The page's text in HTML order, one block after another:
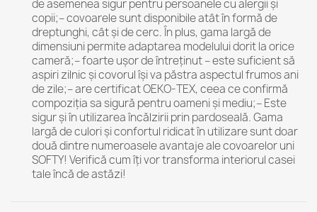
de asemenea sigur pentru persoanele cu alergii și
copii;– covoarele sunt disponibile atât în formă de
dreptunghi, cât și de cerc. În plus, gama largă de
dimensiuni permite adaptarea modelului dorit la orice
cameră;– foarte ușor de întreținut – este suficient să
aspiri zilnic și covorul își va păstra aspectul frumos ani
de zile;– are certificat OEKO-TEX, ceea ce confirmă
compoziția sa sigură pentru oameni și mediu;– Este
sigur și în utilizarea încălzirii prin pardoseală. Gama
largă de culori și confortul ridicat în utilizare sunt doar
două dintre numeroasele avantaje ale covoarelor uni
SOFTY! Verifică cum îți vor transforma interiorul casei
tale încă de astăzi!